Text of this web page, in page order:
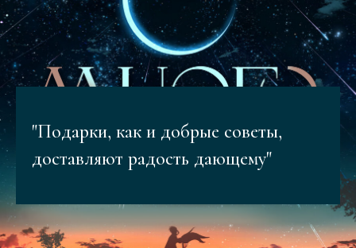
"Подарки, как и добрые советы,
доставляют радость дающему"